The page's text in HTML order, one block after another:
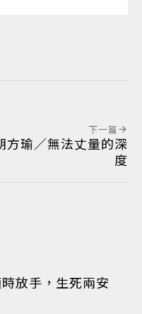
下一篇
方瑜／無法丈量的深
度
放手，生死兩安